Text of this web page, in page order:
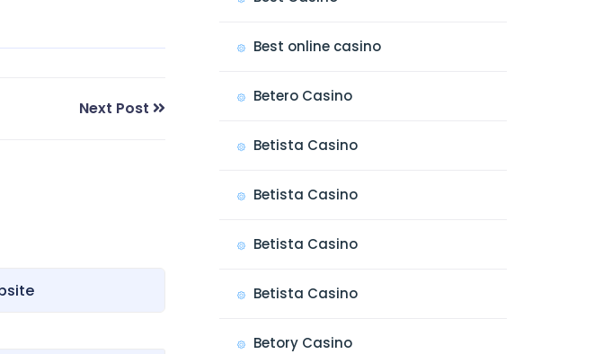
Next Post
Best online casino
Betero Casino
Betista Casino
Betista Casino
Betista Casino
Betista Casino
Betory Casino